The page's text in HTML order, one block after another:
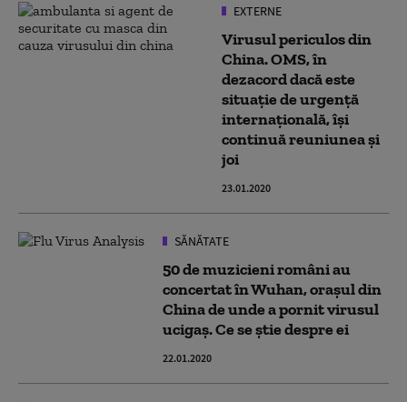
EXTERNE
Virusul periculos din
China. OMS, în
dezacord dacă este
situație de urgență
internațională, își
continuă reuniunea și
joi
23.01.2020
SĂNĂTATE
50 de muzicieni români au
concertat în Wuhan, orașul din
China de unde a pornit virusul
ucigaș. Ce se știe despre ei
22.01.2020